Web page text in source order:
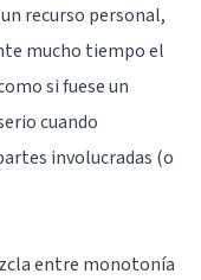
recurso personal,
mucho tiempo el
si fuese un
cuando
involucradas (o
entre monotonía